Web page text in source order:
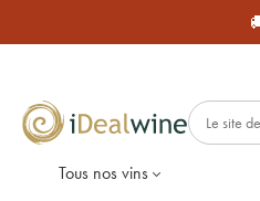
Tous nos vins